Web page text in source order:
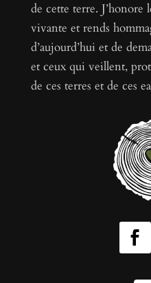
de cette terre.
vivante et rends
d’aujourd’hui et de
et ceux qui veillent,
de ces terres et de ces